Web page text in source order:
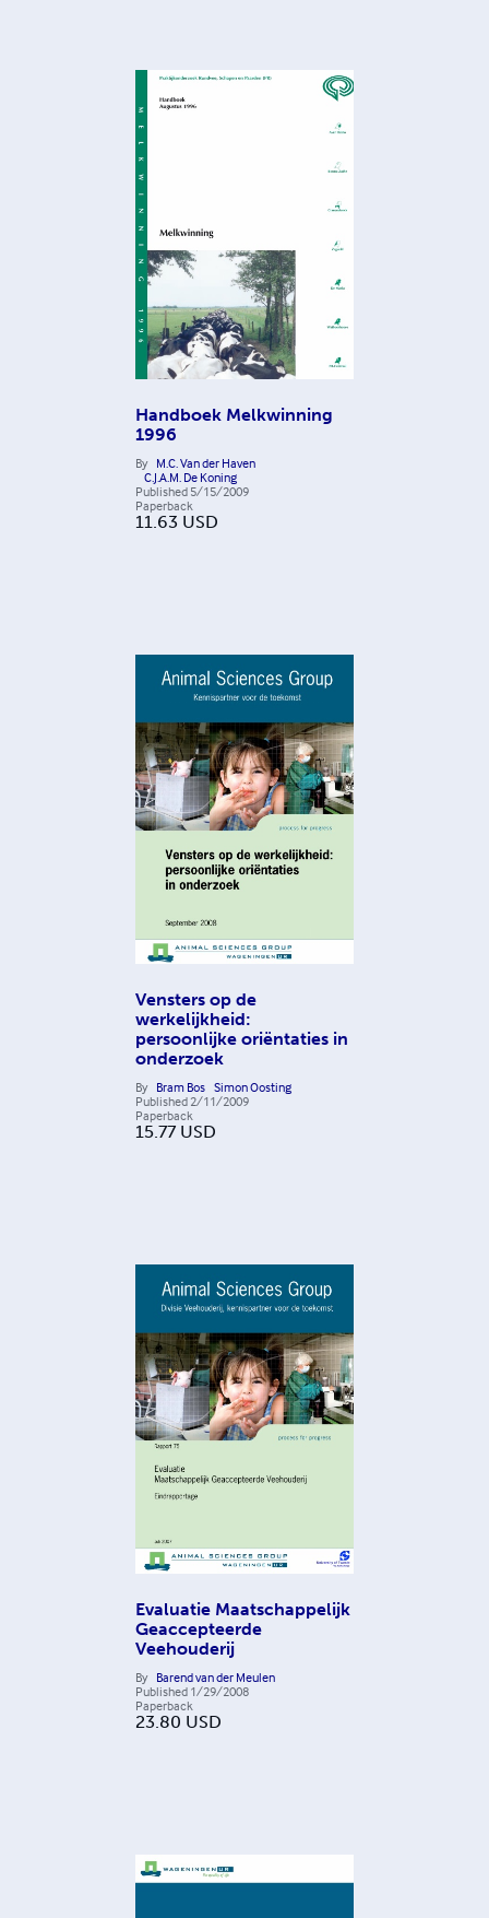
Handboek Melkwinning
1996
By M.C. Van der Haven
C.J.A.M. De Koning
Published 5/15/2009
Paperback
11.63 USD
Vensters op de
werkelijkheid:
persoonlijke oriëntaties in
onderzoek
By Bram Bos Simon Oosting
Published 2/11/2009
Paperback
15.77 USD
Evaluatie Maatschappelijk
Geaccepteerde
Veehouderij
By Barend van der Meulen
Published 1/29/2008
Paperback
23.80 USD